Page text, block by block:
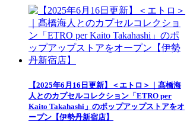
【2025年6月16日更新】＜エトロ＞｜髙橋海
人とのカプセルコレクション「ETRO per
Kaito Takahashi」のポップアップストアをオ
ープン【伊勢丹新宿店】